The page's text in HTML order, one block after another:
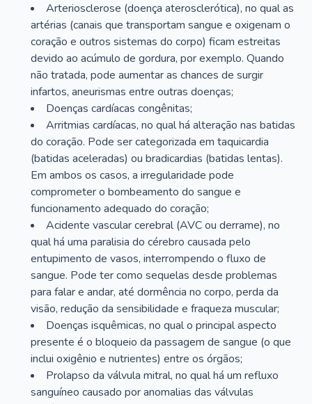
Arteriosclerose (doença aterosclerótica), no qual as
artérias (canais que transportam sangue e oxigenam o
coração e outros sistemas do corpo) ficam estreitas
devido ao acúmulo de gordura, por exemplo. Quando
não tratada, pode aumentar as chances de surgir
infartos, aneurismas entre outras doenças;
Doenças cardíacas congênitas;
Arritmias cardíacas, no qual há alteração nas batidas
do coração. Pode ser categorizada em taquicardia
(batidas aceleradas) ou bradicardias (batidas lentas).
Em ambos os casos, a irregularidade pode
comprometer o bombeamento do sangue e
funcionamento adequado do coração;
Acidente vascular cerebral (AVC ou derrame), no
qual há uma paralisia do cérebro causada pelo
entupimento de vasos, interrompendo o fluxo de
sangue. Pode ter como sequelas desde problemas
para falar e andar, até dormência no corpo, perda da
visão, redução da sensibilidade e fraqueza muscular;
Doenças isquêmicas, no qual o principal aspecto
presente é o bloqueio da passagem de sangue (o que
inclui oxigênio e nutrientes) entre os órgãos;
Prolapso da válvula mitral, no qual há um refluxo
sanguíneo causado por anomalias das válvulas